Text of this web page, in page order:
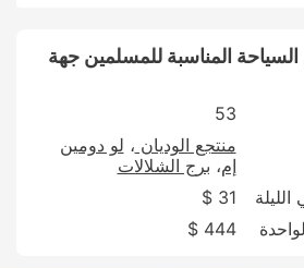
المناسبة للمسلمين جهة
53
منتجع الوديان
لو دومين
إم برج الشلالات
31 $
444 $